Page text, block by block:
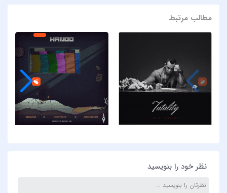
مطالب مرتبط
نظر خود را بنویسید